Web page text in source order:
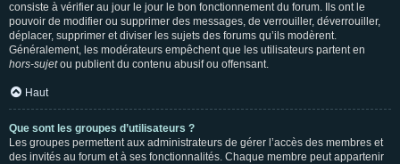
consiste à vérifier au jour le jour le bon fonctionnement du forum. Ils ont le
pouvoir de modifier ou supprimer des messages, de verrouiller, déverrouiller,
déplacer, supprimer et diviser les sujets des forums qu’ils modèrent.
Généralement, les modérateurs empêchent que les utilisateurs partent en
hors-sujetou publient du contenu abusif ou offensant.
Haut
Que sont les groupes d’utilisateurs ?
Les groupes permettent aux administrateurs de gérer l’accès des membres et
des invités au forum et à ses fonctionnalités. Chaque membre peut appartenir